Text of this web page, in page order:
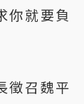
你就要負
徵召魏平